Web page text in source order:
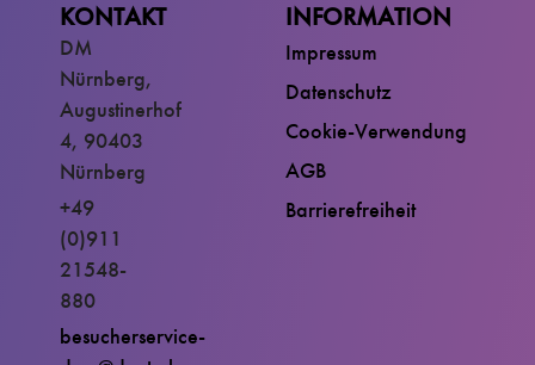
INFORMATION
Impressum
Datenschutz
Cookie-Verwendung
AGB
Barrierefreiheit
KONTAKT
DM
Nürnberg,
Augustinerhof
4, 90403
Nürnberg
+49
(0)911
21548-
880
besucherservice-